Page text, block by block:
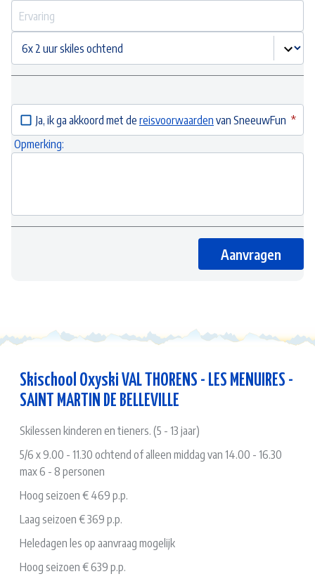
Ja, ik ga akkoord met de reisvoorwaarden van SneeuwFun
Opmerking:
Aanvragen
Skischool Oxyski VAL THORENS - LES MENUIRES -
SAINT MARTIN DE BELLEVILLE
Skilessen kinderen en tieners. (5 - 13 jaar)
5/6 x 9.00 - 11.30 ochtend of alleen middag van 14.00 - 16.30
max 6 - 8 personen
Hoog seizoen € 469 p.p.
Laag seizoen € 369 p.p.
Heledagen les op aanvraag mogelijk
Hoog seizoen € 639 p.p.